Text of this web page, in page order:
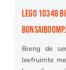
LEGO 10348
Breng de
leefruimte